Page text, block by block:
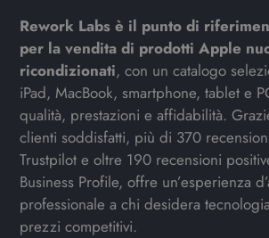
Rework Labs è il punto di
per la vendita di prodotti Apple
ricondizionati, con un catalogo
iPad, MacBook, smartphone, tablet e
qualità, prestazioni e affidabilità.
clienti soddisfatti, più di 370
Trustpilot e oltre 190 recensioni
Business Profile, offre un’esperienza
professionale a chi desidera
prezzi competitivi.